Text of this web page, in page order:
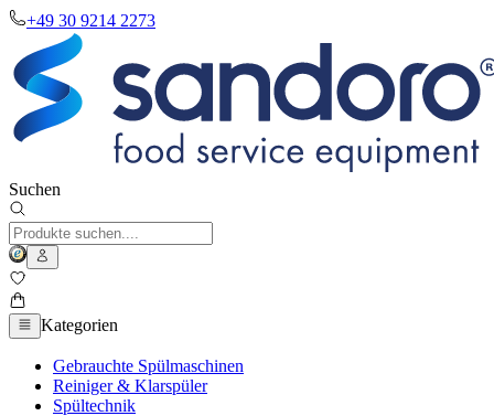
+49 30 9214 2273
Suchen
Kategorien
Gebrauchte Spülmaschinen
Reiniger & Klarspüler
Spültechnik